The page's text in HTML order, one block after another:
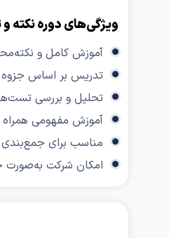
ویژگی‌های دوره
آموزش کامل و
تدریس بر اساس
تحلیل و بررسی
آموزش مفهومی همراه
مناسب برای
امکان شرکت به‌صورت